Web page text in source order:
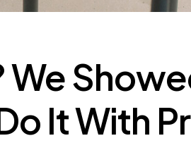
We
It With